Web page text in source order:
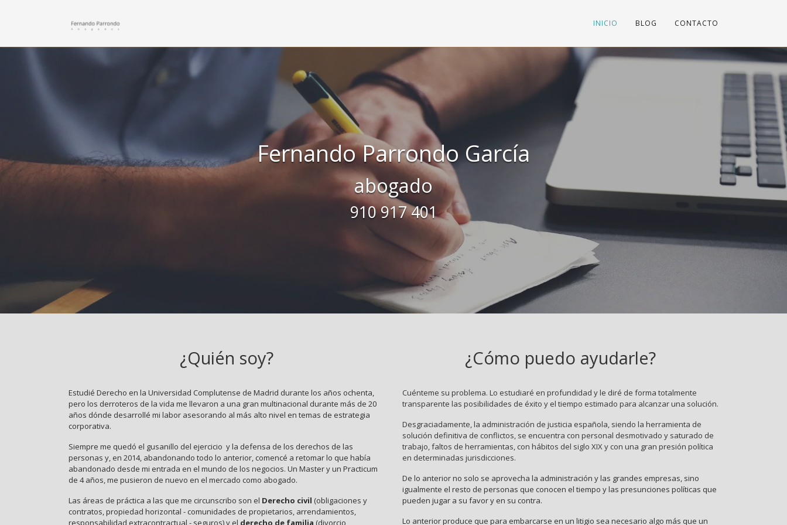
INICIO BLOG CONTACTO
Fernando Parrondo García
abogado
910 917 401
¿Quién soy?
Estudié Derecho en la Universidad Complutense de Madrid durante los años ochenta,
pero los derroteros de la vida me llevaron a una gran multinacional durante más de 20
años dónde desarrollé mi labor asesorando al más alto nivel en temas de estrategia
corporativa.
Siempre me quedó el gusanillo del ejercicio y la defensa de los derechos de las
personas y, en 2014, abandonando todo lo anterior, comencé a retomar lo que había
abandonado desde mi entrada en el mundo de los negocios. Un Master y un Practicum
de 4 años, me pusieron de nuevo en el mercado como abogado.
Las áreas de práctica a las que me circunscribo son el Derecho civil (obligaciones y
contratos, propiedad horizontal - comunidades de propietarios, arrendamientos,
responsabilidad extracontractual - seguros) y el derecho de familia (divorcio,
¿Cómo puedo ayudarle?
Cuénteme su problema. Lo estudiaré en profundidad y le diré de forma totalmente
transparente las posibilidades de éxito y el tiempo estimado para alcanzar una solución.
Desgraciadamente, la administración de justicia española, siendo la herramienta de
solución definitiva de conflictos, se encuentra con personal desmotivado y saturado de
trabajo, faltos de herramientas, con hábitos del siglo XIX y con una gran presión política
en determinadas jurisdicciones.
De lo anterior no solo se aprovecha la administración y las grandes empresas, sino
igualmente el resto de personas que conocen el tiempo y las presunciones políticas que
pueden jugar a su favor y en su contra.
Lo anterior produce que para embarcarse en un litigio sea necesario algo más que un